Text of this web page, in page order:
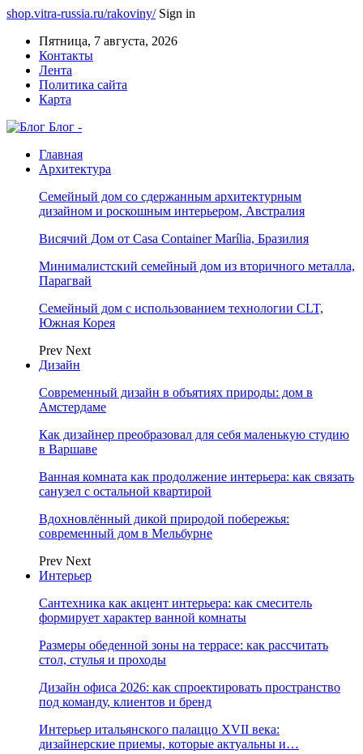
shop.vitra-russia.ru/rakoviny/ Sign in
Пятница, 7 августа, 2026
Контакты
Лента
Политика сайта
Карта
Блог -
Главная
Архитектура
Семейный дом со сдержанным архитектурным
дизайном и роскошным интерьером, Австралия
Висячий Дом от Casa Container Marília, Бразилия
Минималистский семейный дом из вторичного металла,
Парагвай
Семейный дом с использованием технологии CLT,
Южная Корея
Prev Next
Дизайн
Современный дизайн в объятиях природы: дом в
Амстердаме
Как дизайнер преобразовал для себя маленькую студию
в Варшаве
Ванная комната как продолжение интерьера: как связать
санузел с остальной квартирой
Вдохновлённый дикой природой побережья:
современный дом в Мельбурне
Prev Next
Интерьер
Сантехника как акцент интерьера: как смеситель
формирует характер ванной комнаты
Размеры обеденной зоны на террасе: как рассчитать
стол, стулья и проходы
Дизайн офиса 2026: как спроектировать пространство
под команду, клиентов и бренд
Интерьер итальянского палаццо XVII века:
дизайнерские приемы, которые актуальны и…